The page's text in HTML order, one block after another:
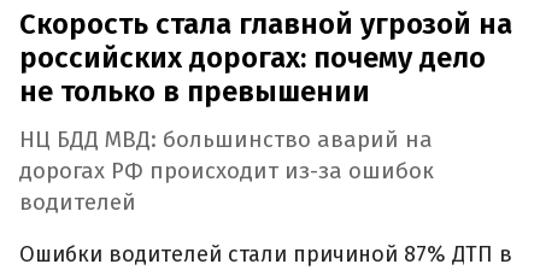
Скорость стала главной угрозой на
российских дорогах: почему дело
не только в превышении
НЦ БДД МВД: большинство аварий на
дорогах РФ происходит из-за ошибок
водителей
Ошибки водителей стали причиной 87% ДТП в